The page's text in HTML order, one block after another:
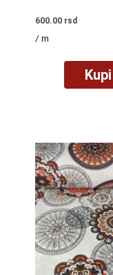
600.00 rsd
/ m
Kupi